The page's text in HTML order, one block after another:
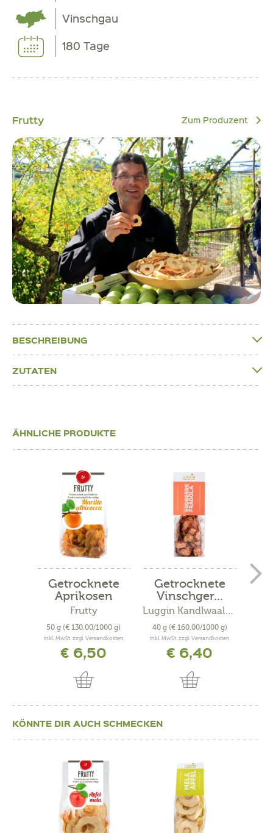
Vinschgau
180 Tage
Frutty Zum Produzent
BESCHREIBUNG
ZUTATEN
ÄHNLICHE PRODUKTE
Getrocknete
Aprikosen
Frutty
50 g (€ 130,00/1000 g)
inkl. MwSt. zzgl. Versandkosten
€ 6,50
Getrocknete
Vinschger...
Luggin Kandlwaalhof
40 g (€ 160,00/1000 g)
inkl. MwSt. zzgl. Versandkosten
€ 6,40
KÖNNTE DIR AUCH SCHMECKEN